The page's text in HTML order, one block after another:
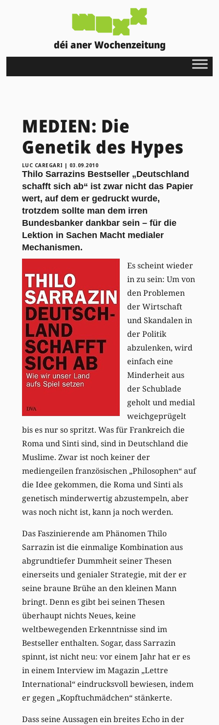
déi aner Wochenzeitung
MEDIEN: Die
Genetik des Hypes
LUC CAREGARI | 03.09.2010
Thilo Sarrazins Bestseller „Deutschland
schafft sich ab“ ist zwar nicht das Papier
wert, auf dem er gedruckt wurde,
trotzdem sollte man dem irren
Bundesbanker dankbar sein – für die
Lektion in Sachen Macht medialer
Mechanismen.
Es scheint wieder
in zu sein: Um von
den Problemen
der Wirtschaft
und Skandalen in
der Politik
abzulenken, wird
einfach eine
Minderheit aus
der Schublade
geholt und medial
weichgeprügelt
bis es nur so spritzt. Was für Frankreich die
Roma und Sinti sind, sind in Deutschland die
Muslime. Zwar ist noch keiner der
mediengeilen französischen „Philosophen“ auf
die Idee gekommen, die Roma und Sinti als
genetisch minderwertig abzustempeln, aber
was noch nicht ist, kann ja noch werden.
Das Faszinierende am Phänomen Thilo
Sarrazin ist die einmalige Kombination aus
abgrundtiefer Dummheit seiner Thesen
einerseits und genialer Strategie, mit der er
seine braune Brühe an den kleinen Mann
bringt. Denn es gibt bei seinen Thesen
überhaupt nichts Neues, keine
weltbewegenden Erkenntnisse sind im
Bestseller enthalten. Sogar, dass Sarrazin
spinnt, ist nicht neu: vor einem Jahr hat er es
in einem Interview im Magazin „Lettre
International“ eindrucksvoll bewiesen, indem
er gegen „Kopftuchmädchen“ stänkerte.
Dass seine Aussagen ein breites Echo in der